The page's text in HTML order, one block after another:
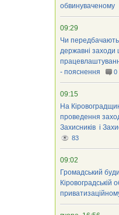
обвинуваченому
09:29
Чи
державні
- пояснення
0
09:15
На
проведення
Захисників і
83
09:02
Громадський
Кіровоградській